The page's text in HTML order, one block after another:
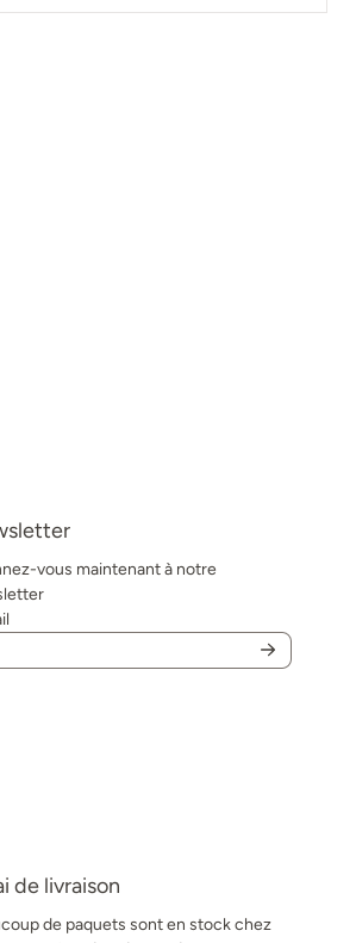
vous maintenant à notre
de livraison
de paquets sont en stock chez